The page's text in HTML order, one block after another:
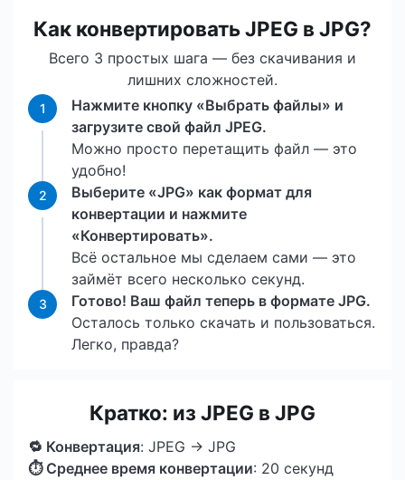
Как конвертировать JPEG в JPG?
Всего 3 простых шага — без скачивания и
лишних сложностей.
1
Нажмите кнопку «Выбрать файлы» и
загрузите свой файл JPEG.
Можно просто перетащить файл — это
удобно!
2
Выберите «JPG» как формат для
конвертации и нажмите
«Конвертировать».
Всё остальное мы сделаем сами — это
займёт всего несколько секунд.
3
Готово! Ваш файл теперь в формате JPG.
Осталось только скачать и пользоваться.
Легко, правда?
Кратко: из JPEG в JPG
🔁 Конвертация: JPEG → JPG
⏱ Среднее время конвертации: 20 секунд